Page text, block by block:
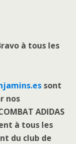
à tous les
sont
nos
ADIDAS
à tous les
du club de